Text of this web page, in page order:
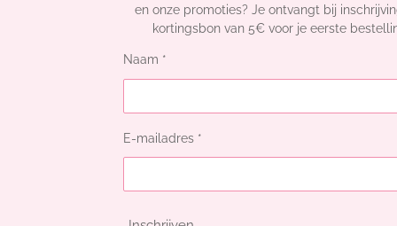
en onze promoties? Je ontvangt bij
kortingsbon van 5€ voor je eerste
Naam *
E-mailadres *